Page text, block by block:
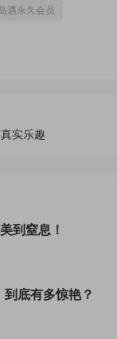
遇永久会员
实乐趣
到窒息！
底有多惊艳？